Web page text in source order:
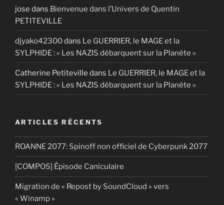
jose dans Bienvenue dans l’Univers de Quentin
PETITEVILLE
djyako42300dans Le GUERRIER, le MAGE et la
SYLPHIDE : « Les NAZIS débarquent sur la Planète »
Catherine Petiteville dans Le GUERRIER, le MAGE et la
SYLPHIDE : « Les NAZIS débarquent sur la Planète »
ARTICLES RÉCENTS
ROANNE 2077: Spinoff non officiel de Cyberpunk 2077
[COMPOS] Épisode Caniculaire
Migration de « Repost by SoundCloud » vers
« Winamp »